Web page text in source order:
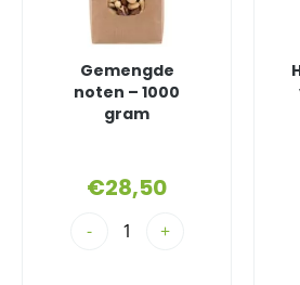
Gemengde
noten – 1000
gram
€28,50
- +